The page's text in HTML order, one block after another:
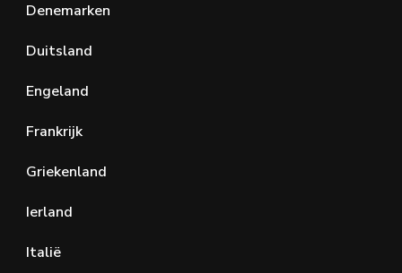
Denemarken
Duitsland
Engeland
Frankrijk
Griekenland
Ierland
Italië